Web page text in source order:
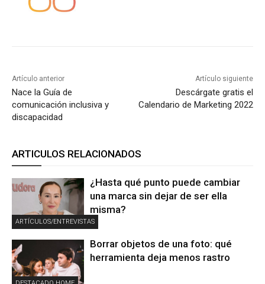
Artículo anterior
Nace la Guía de
comunicación inclusiva y
discapacidad
Artículo siguiente
Descárgate gratis el
Calendario de Marketing 2022
ARTICULOS RELACIONADOS
ARTÍCULOS/ENTREVISTAS
¿Hasta qué punto puede cambiar
una marca sin dejar de ser ella
misma?
Borrar objetos de una foto: qué
herramienta deja menos rastro